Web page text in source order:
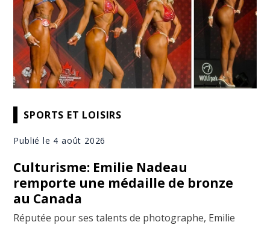
SPORTS ET LOISIRS
Publié le 4 août 2026
Culturisme: Emilie Nadeau
remporte une médaille de bronze
au Canada
Réputée pour ses talents de photographe, Emilie